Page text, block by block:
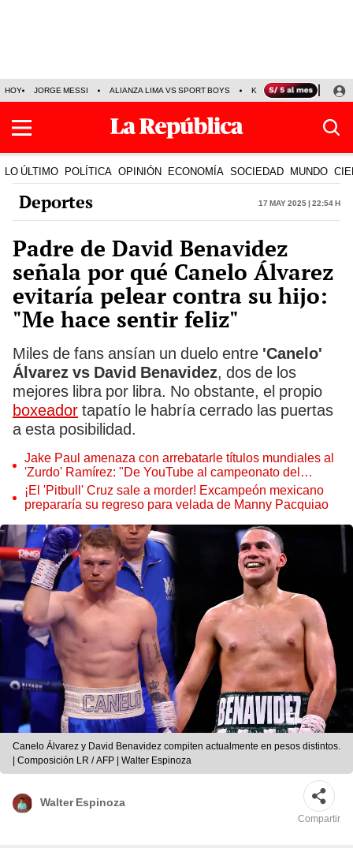
HOY JORGE MESSI ALIANZA LIMA VS SPORT BOYS KENJI FUJIMORI
LO ÚLTIMO POLÍTICA OPINIÓN ECONOMÍA SOCIEDAD MUNDO
Deportes 17 May 2025 | 22:54 h
Padre de David Benavidez
señala por qué Canelo Álvarez
evitaría pelear contra su hijo:
"Me hace sentir feliz"
Miles de fans ansían un duelo entre 'Canelo'
Álvarez vs David Benavidez, dos de los
mejores libra por libra. No obstante, el propio
boxeador tapatío le habría cerrado las puertas
a esta posibilidad.
Jake Paul amenaza con arrebatarle títulos mundiales al
'Zurdo' Ramírez: "De YouTube al campeonato del
mundo"
¡El 'Pitbull' Cruz sale a morder! Excampeón mexicano
prepararía su regreso para velada de Manny Pacquiao
Canelo Álvarez y David Benavidez compiten actualmente en pesos distintos.
| Composición LR / AFP | Walter Espinoza
Walter Espinoza
Compartir